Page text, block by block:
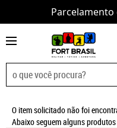
Parcelamento
O item solicitado não foi
Abaixo seguem alguns